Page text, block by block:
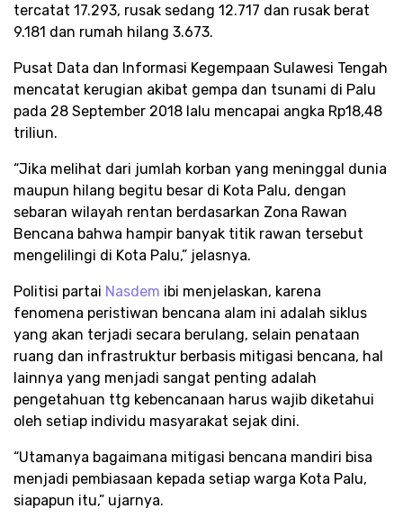
tercatat 17.293, rusak sedang 12.717 dan rusak berat
9.181 dan rumah hilang 3.673.
Pusat Data dan Informasi Kegempaan Sulawesi Tengah
mencatat kerugian akibat gempa dan tsunami di Palu
pada 28 September 2018 lalu mencapai angka Rp18,48
triliun.
“Jika melihat dari jumlah korban yang meninggal dunia
maupun hilang begitu besar di Kota Palu, dengan
sebaran wilayah rentan berdasarkan Zona Rawan
Bencana bahwa hampir banyak titik rawan tersebut
mengelilingi di Kota Palu,” jelasnya.
Politisi partai Nasdem ibi menjelaskan, karena
fenomena peristiwan bencana alam ini adalah siklus
yang akan terjadi secara berulang, selain penataan
ruang dan infrastruktur berbasis mitigasi bencana, hal
lainnya yang menjadi sangat penting adalah
pengetahuan ttg kebencanaan harus wajib diketahui
oleh setiap individu masyarakat sejak dini.
“Utamanya bagaimana mitigasi bencana mandiri bisa
menjadi pembiasaan kepada setiap warga Kota Palu,
siapapun itu,” ujarnya.